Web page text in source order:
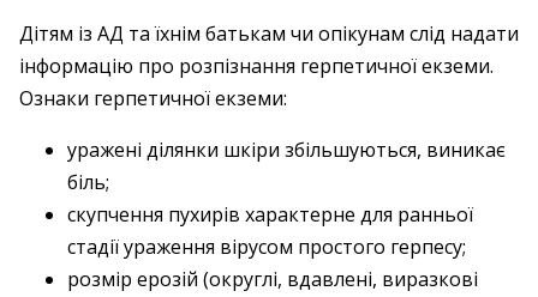
Дітям із АД та їхнім батькам чи опікунам слід надати
інформацію про розпізнання герпетичної екземи.
Ознаки герпетичної екземи:
уражені ділянки шкіри збільшуються, виникає
біль;
скупчення пухирів характерне для ранньої
стадії ураження вірусом простого герпесу;
розмір ерозій (округлі, вдавлені, виразкові